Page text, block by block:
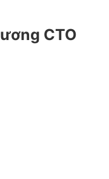
CTO